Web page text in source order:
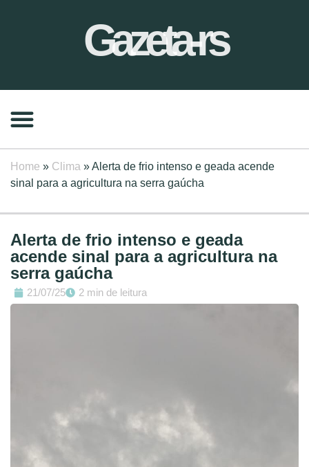
Gazeta-rs
Home » Clima »Alerta de frio intenso e geada acende
sinal para a agricultura na serra gaúcha
Alerta de frio intenso e geada
acende sinal para a agricultura na
serra gaúcha
21/07/25 2 min de leitura